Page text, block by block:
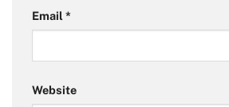
Email *
Website